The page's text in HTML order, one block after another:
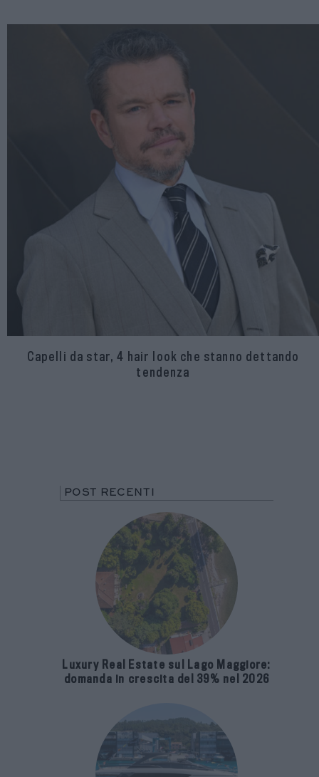
Capelli da star, 4 hair look che stanno dettando
tendenza
POST RECENTI
Luxury Real Estate sul Lago Maggiore:
domanda in crescita del 39% nel 2026